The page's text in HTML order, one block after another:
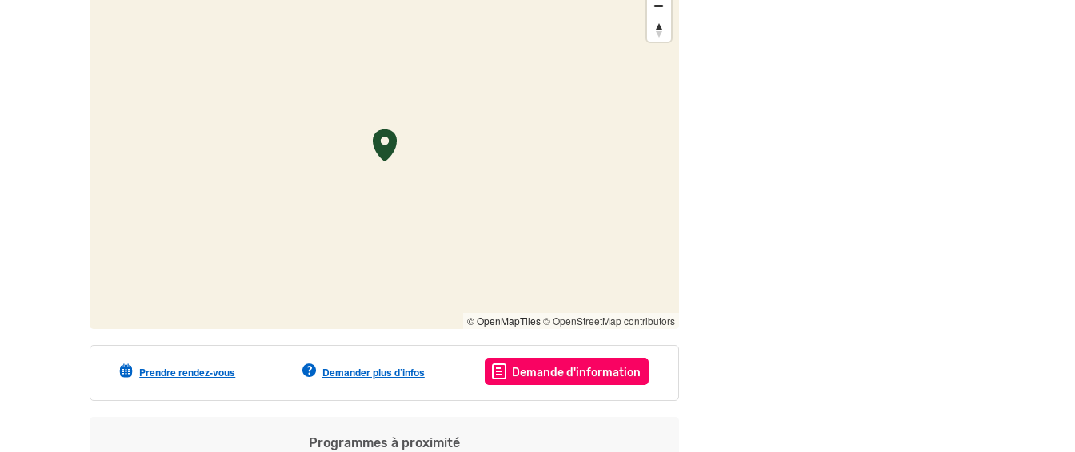
© OpenMapTiles© OpenStreetMap contributors
Prendre rendez-vous Demander plus d’infos Demande d'information
Programmes à proximité